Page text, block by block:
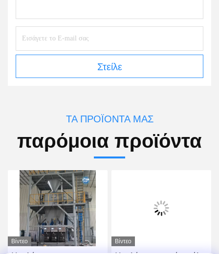
Στείλε
ΤΑ ΠΡΟΪΌΝΤΑ ΜΑΣ
παρόμοια προϊόντα
Βίντεο Βίντεο